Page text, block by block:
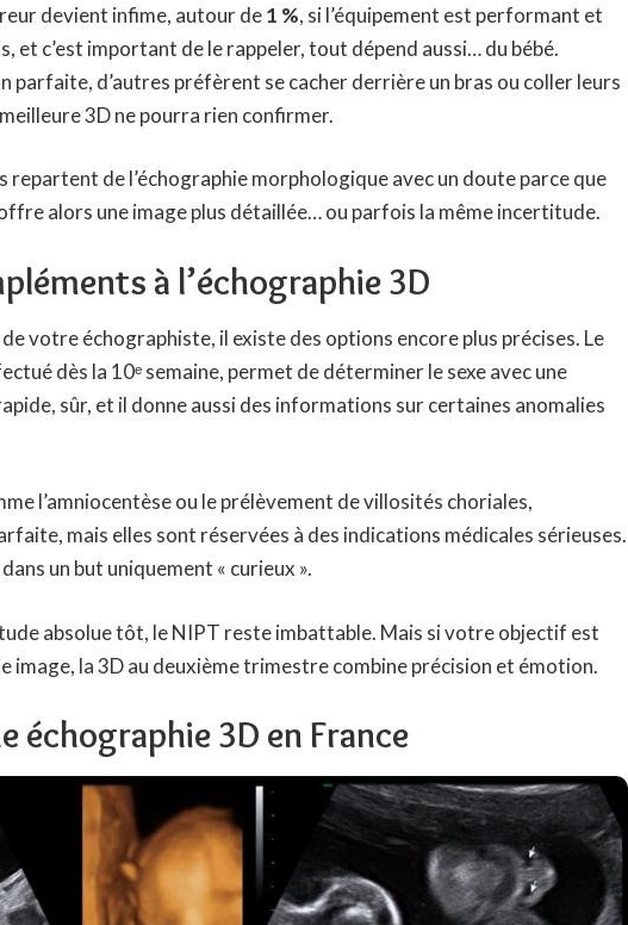
devient infime, autour de1 %, si l’équipement est performant et
et c’est important de le rappeler, tout dépend aussi… du bébé.
parfaite, d’autres préfèrent se cacher derrière un bras ou coller leurs
3D ne pourra rien confirmer.
repartent de l’échographie morphologique avec un doute parce que
alors une image plus détaillée… ou parfois la même incertitude.
à l’échographie 3D
votre échographiste, il existe des options encore plus précises. Le
dès la 10ᵉ semaine, permet de déterminer le sexe avec une
sûr, et il donne aussi des informations sur certaines anomalies
l’amniocentèse ou le prélèvement de villosités choriales,
mais elles sont réservées à des indications médicales sérieuses.
un but uniquement « curieux ».
absolue tôt, le NIPT reste imbattable. Mais si votre objectif est
image, la 3D au deuxième trimestre combine précision et émotion.
échographie 3D en France